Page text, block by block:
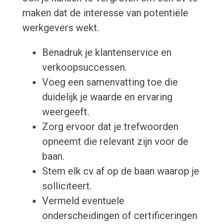
maken dat de interesse van potentiële
werkgevers wekt.
Benadruk je klantenservice en
verkoopsuccessen.
Voeg een samenvatting toe die
duidelijk je waarde en ervaring
weergeeft.
Zorg ervoor dat je trefwoorden
opneemt die relevant zijn voor de
baan.
Stem elk cv af op de baan waarop je
solliciteert.
Vermeld eventuele
onderscheidingen of certificeringen